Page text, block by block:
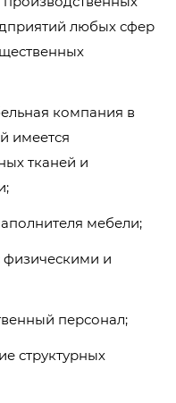
любых сфер
компания в
имеется
тканей и
мебели;
физическими и
персонал;
структурных